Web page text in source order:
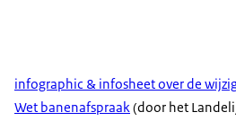
infographic & infosheet over de
Wet banenafspraak(door het